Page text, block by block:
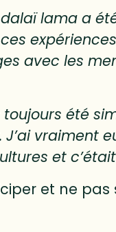
lama a
avec les
toujours été
vraiment
et
et ne pas